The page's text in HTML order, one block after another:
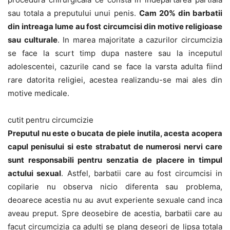
sau totala a preputului unui penis. Cam 20% din barbatii
din intreaga lume au fost circumcisi din motive religioase
sau culturale. In marea majoritate a cazurilor circumcizia
se face la scurt timp dupa nastere sau la inceputul
adolescentei, cazurile cand se face la varsta adulta fiind
rare datorita religiei, acestea realizandu-se mai ales din
motive medicale.
cutit pentru circumcizie
Preputul nu este o bucata de piele inutila, acesta acopera
capul penisului si este strabatut de numerosi nervi care
sunt responsabili pentru senzatia de placere in timpul
actului sexual. Astfel, barbatii care au fost circumcisi in
copilarie nu observa nicio diferenta sau problema,
deoarece acestia nu au avut experiente sexuale cand inca
aveau preput. Spre deosebire de acestia, barbatii care au
facut circumcizia ca adulti se plang deseori de lipsa totala